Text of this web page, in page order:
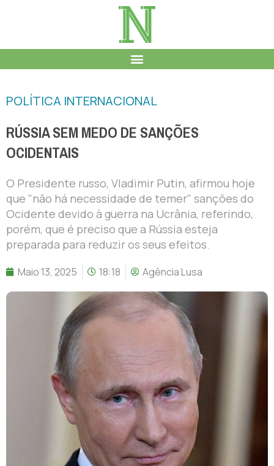
POLÍTICA INTERNACIONAL
RÚSSIA SEM MEDO DE SANÇÕES
OCIDENTAIS
O Presidente russo, Vladimir Putin, afirmou hoje
que "não há necessidade de temer" sanções do
Ocidente devido à guerra na Ucrânia, referindo,
porém, que é preciso que a Rússia esteja
preparada para reduzir os seus efeitos.
Maio 13, 2025 18:18 Agência Lusa